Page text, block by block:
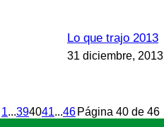
Lo que trajo 2013
31 diciembre, 2013
1...394041...46 Página 40 de 46